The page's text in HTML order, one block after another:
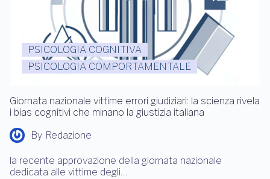
PSICOLOGIA COGNITIVA
PSICOLOGIA COMPORTAMENTALE
Giornata nazionale vittime errori giudiziari: la scienza rivela
i bias cognitivi che minano la giustizia italiana
By Redazione
la recente approvazione della giornata nazionale
dedicata alle vittime degli…